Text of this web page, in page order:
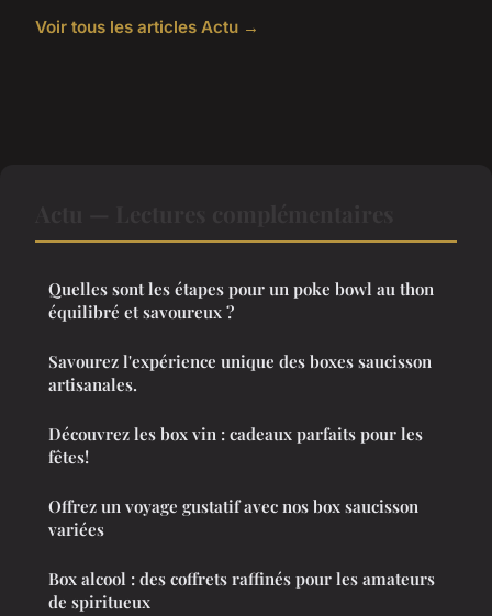
Voir tous les articles Actu →
Quelles sont les étapes pour un poke bowl au thon
équilibré et savoureux ?
Savourez l'expérience unique des boxes saucisson
artisanales.
Découvrez les box vin : cadeaux parfaits pour les
fêtes!
Offrez un voyage gustatif avec nos box saucisson
variées
Box alcool : des coffrets raffinés pour les amateurs
de spiritueux